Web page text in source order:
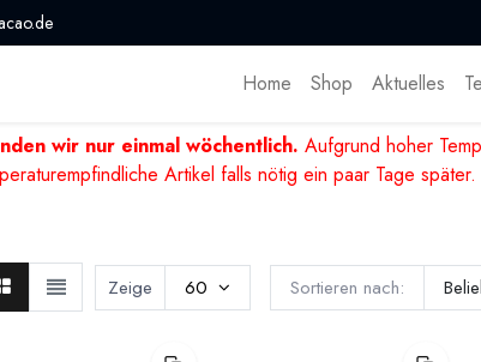
Home Shop Aktuelles
wir nur einmal wöchentlich. Aufgrund hoher
Artikel falls nötig ein paar Tage später.
Sortieren nach:
Zeige 60